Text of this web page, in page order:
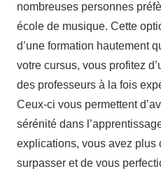
nombreuses personnes
école de musique. Cette
d’une formation hautement
votre cursus, vous profitez
des professeurs à la fois
Ceux-ci vous permettent
sérénité dans
explications, vous avez plus
surpasser et de vous